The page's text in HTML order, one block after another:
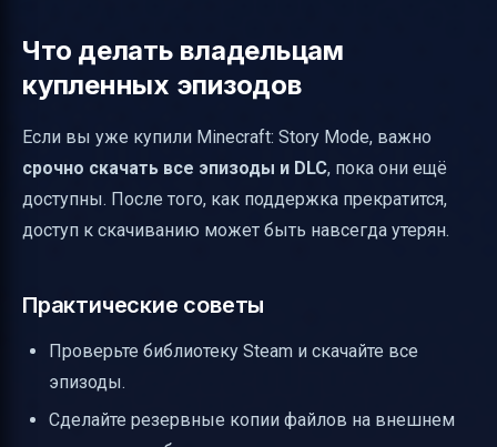
Что делать владельцам
купленных эпизодов
Если вы уже купили Minecraft: Story Mode, важно
срочно скачать все эпизоды и DLC, пока они ещё
доступны. После того, как поддержка прекратится,
доступ к скачиванию может быть навсегда утерян.
Практические советы
Проверьте библиотеку Steam и скачайте все
эпизоды.
Сделайте резервные копии файлов на внешнем